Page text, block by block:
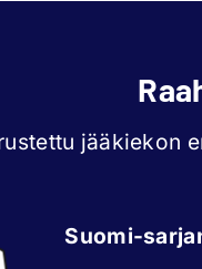
jääkiekon
Suomi-